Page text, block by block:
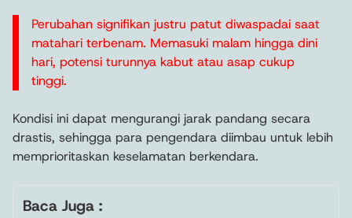
Perubahan signifikan justru patut diwaspadai saat
matahari terbenam. Memasuki malam hingga dini
hari, potensi turunnya kabut atau asap cukup
tinggi.
Kondisi ini dapat mengurangi jarak pandang secara
drastis, sehingga para pengendara diimbau untuk lebih
memprioritaskan keselamatan berkendara.
Baca Juga :